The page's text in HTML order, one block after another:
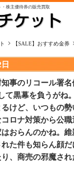
株主優待券の販売買取
【SALE】おすすめ金券
事のリコール署
て黒幕を負うがね
けど、いつもの
ロナ対策から公
おらんのかね。
た件も知らん顔
、商売の邪魔さ